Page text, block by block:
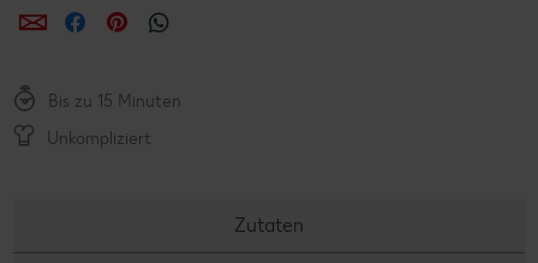
per E-Mail teilen
per Facebook teilen
per Pinterest teilen
Bis zu 15 Minuten
Unkompliziert
Zutaten